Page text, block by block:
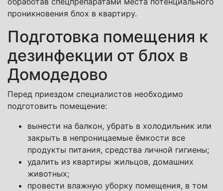
проникновения блох в квартиру.
Подготовка помещения к
дезинфекции от блох в
Домодедово
Перед приездом специалистов необходимо
подготовить помещение:
вынести на балкон, убрать в холодильник или
закрыть в непроницаемые ёмкости все
продукты питания, средства личной гигиены;
удалить из квартиры жильцов, домашних
животных;
провести влажную уборку помещения, в том